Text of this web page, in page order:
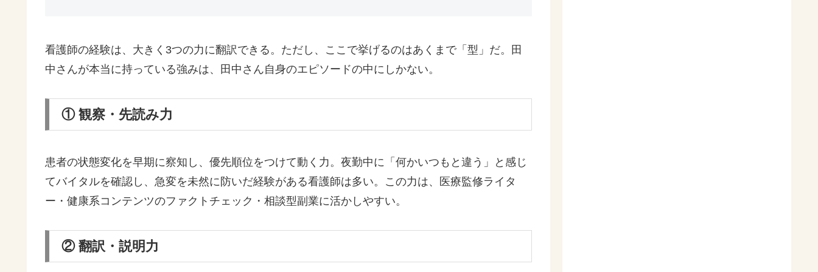
看護師の経験は、大きく3つの力に翻訳できる。ただし、ここで挙げるのはあくまで「型」だ。田
中さんが本当に持っている強みは、田中さん自身のエピソードの中にしかない。
① 観察・先読み力
患者の状態変化を早期に察知し、優先順位をつけて動く力。夜勤中に「何かいつもと違う」と感じ
てバイタルを確認し、急変を未然に防いだ経験がある看護師は多い。この力は、医療監修ライタ
ー・健康系コンテンツのファクトチェック・相談型副業に活かしやすい。
② 翻訳・説明力